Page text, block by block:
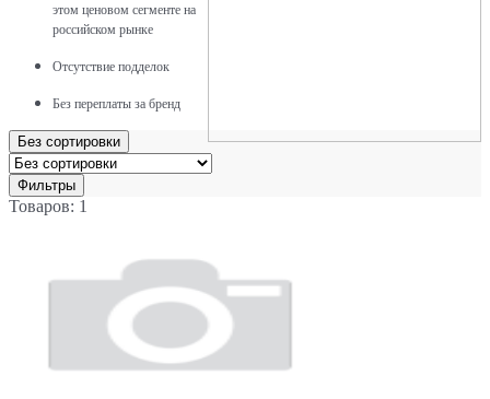
этом ценовом сегменте на
российском рынке
Отсутствие подделок
Без переплаты за бренд
Без сортировки
Фильтры
Товаров: 1